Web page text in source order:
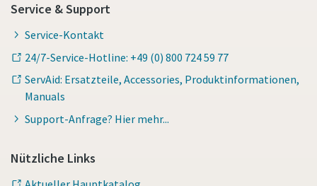
Service & Support
Service-Kontakt
24/7-Service-Hotline: +49 (0) 800 724 59 77
ServAid: Ersatzteile, Accessories, Produktinformationen,
Manuals
Support-Anfrage? Hier mehr...
Nützliche Links